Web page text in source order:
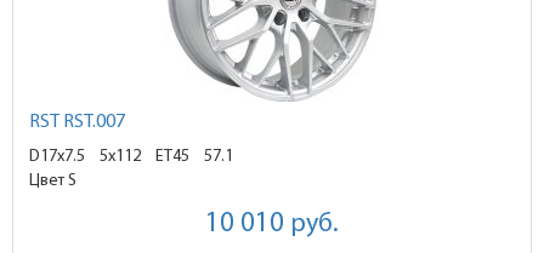
RST RST.007
D17x7.5 5x112 ET45
57.1
Цвет S
10 010 руб.